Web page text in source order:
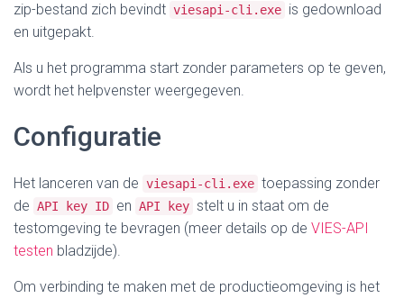
zip-bestand zich bevindt viesapi-cli.exe is gedownload
en uitgepakt.
Als u het programma start zonder parameters op te geven,
wordt het helpvenster weergegeven.
Configuratie
Het lanceren van de viesapi-cli.exe toepassing zonder
de API key ID en API key stelt u in staat om de
testomgeving te bevragen (meer details op de VIES-API
testen bladzijde).
Om verbinding te maken met de productieomgeving is het